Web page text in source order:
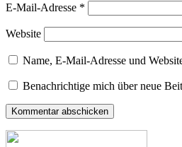
E-Mail-Adresse *
Website
Name, E-Mail-Adresse und
Benachrichtige mich über neue